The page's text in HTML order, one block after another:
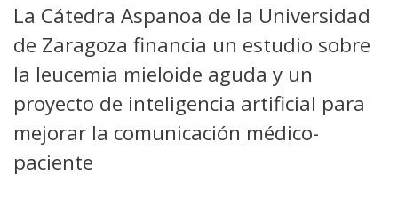
La Cátedra Aspanoa de la Universidad
de Zaragoza financia un estudio sobre
la leucemia mieloide aguda y un
proyecto de inteligencia artificial para
mejorar la comunicación médico-
paciente